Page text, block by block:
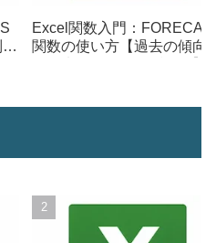
Excel関数入門：
関数の使い方【過去の傾向